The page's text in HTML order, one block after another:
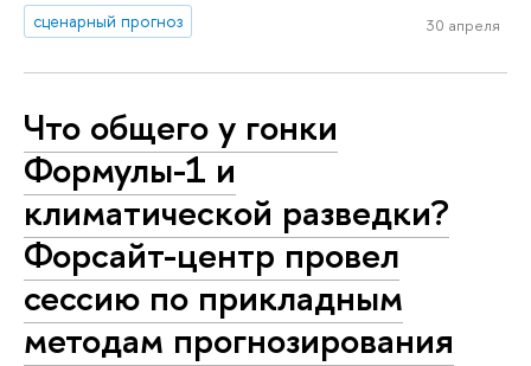
сценарный прогноз
30 апреля
Что общего у гонки
Формулы-1 и
климатической разведки?
Форсайт-центр провел
сессию по прикладным
методам прогнозирования